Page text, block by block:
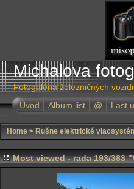
Michalova
Fotogaléria železničných
Úvod
Album list @ Last
Home > Rušne elektrické
Most viewed - rada 193/383